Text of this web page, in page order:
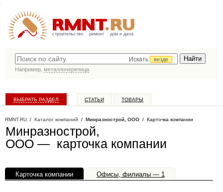
строительство ремонт дом и дача
Искать
везде
Например, металлочерепица
ВЫБРАТЬ РАЗДЕЛ СТАТЬИ ТОВАРЫ
RMNT.RU / Каталог компаний / Минразнострой, ООО / Карточка компании
Минразнострой,
ООО — карточка компании
Карточка компании Офисы, филиалы — 1